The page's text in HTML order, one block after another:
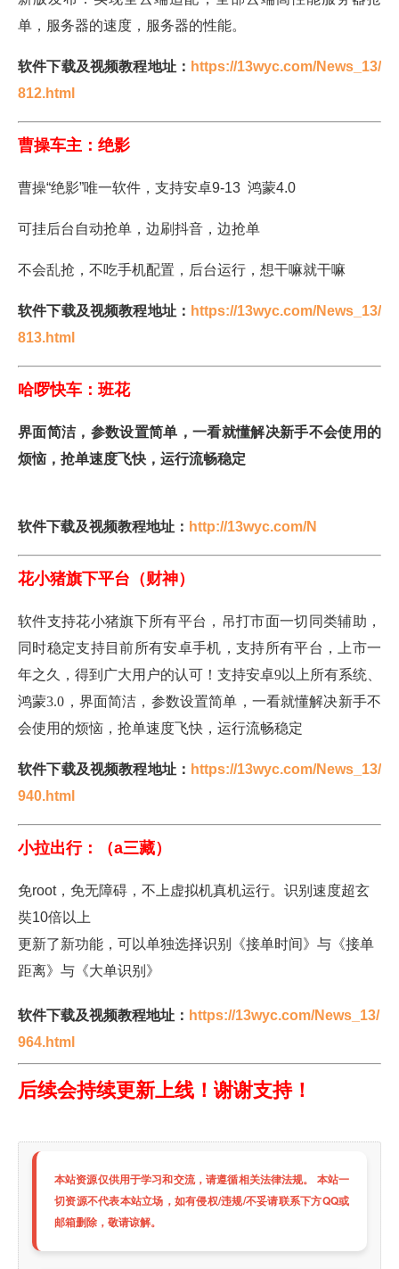
单，服务器的速度，服务器的性能。
软件下载及视频教程地址： https://13wyc.com/News_13/
812.html
曹操车主：绝影
曹操“绝影”唯一软件，支持安卓9-13 鸿蒙4.0
可挂后台自动抢单，边刷抖音，边抢单
不会乱抢，不吃手机配置，后台运行，想干嘛就干嘛
软件下载及视频教程地址： https://13wyc.com/News_13/
813.html
哈啰快车：班花
界面简洁，参数设置简单，一看就懂解决新手不会使用的
烦恼，抢单速度飞快，运行流畅稳定
软件下载及视频教程地址： http://13wyc.com/N
花小猪旗下平台（财神）
软件支持花小猪旗下所有平台，吊打市面一切同类辅助，
同时稳定支持目前所有安卓手机，支持所有平台，上市一
年之久，得到广大用户的认可！支持安卓9以上所有系统、
鸿蒙3.0，界面简洁，参数设置简单，一看就懂解决新手不
会使用的烦恼，抢单速度飞快，运行流畅稳定
软件下载及视频教程地址： https://13wyc.com/News_13/
940.html
小拉出行：（a三藏）
免root，免无障碍，不上虚拟机真机运行。识别速度超玄
奘10倍以上
更新了新功能，可以单独选择识别《接单时间》与《接单
距离》与《大单识别》
软件下载及视频教程地址： https://13wyc.com/News_13/
964.html
后续会持续更新上线！谢谢支持！
本站资源仅供用于学习和交流，请遵循相关法律法规。 本站一
切资源不代表本站立场，如有侵权/违规/不妥请联系下方QQ或
邮箱删除，敬请谅解。